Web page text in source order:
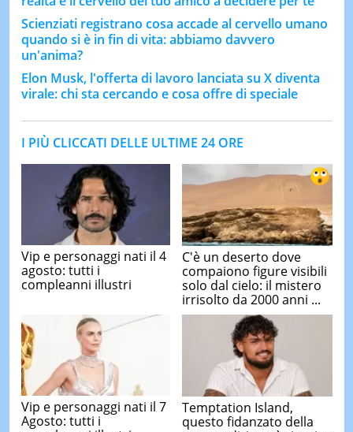
Scienziati registrano cosa accade al cervello umano
quando si è in fin di vita: abbiamo davvero
un'anima?
Elon Musk, l'offerta di lavoro lanciata su X diventa
virale: chi sta cercando e cosa offre di speciale
I PIÙ CLICCATI DELLE ULTIME 24 ORE
Vip e personaggi nati il 4
agosto: tutti i
compleanni illustri
C'è un deserto dove
compaiono figure visibili
solo dal cielo: il mistero
irrisolto da 2000 anni ...
Vip e personaggi nati il 7
Agosto: tutti i
Temptation Island,
questo fidanzato della